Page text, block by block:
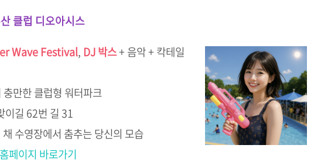
클럽 디오아시스
Wave Festival, DJ 박스+ 음악 + 칵테일
만한 클럽형 워터파크
이길 62번 길 31
수영장에서 춤추는 당신의 모습
페이지 바로가기